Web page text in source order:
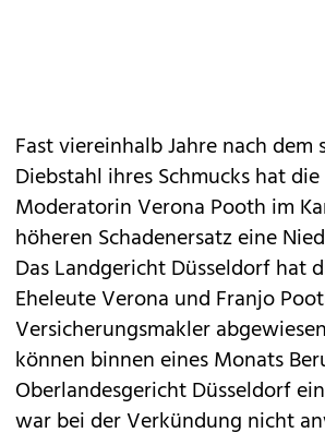
Fast viereinhalb Jahre nach dem
Diebstahl ihres Schmucks hat
Moderatorin Verona Pooth im
höheren Schadenersatz eine
Das Landgericht Düsseldorf hat
Eheleute Verona und Franjo
Versicherungsmakler
können binnen eines Monats
Oberlandesgericht Düsseldorf
war bei der Verkündung nicht